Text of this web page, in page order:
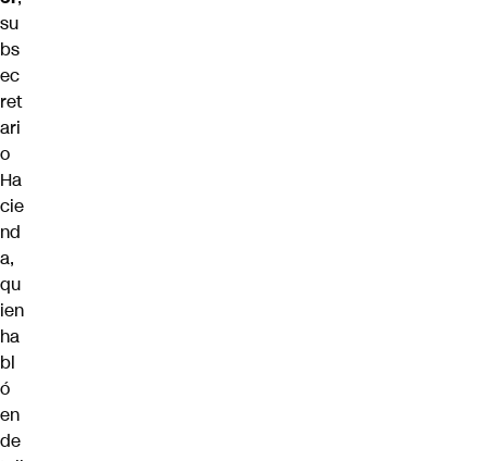
su
bs
ec
ret
ari
o
Ha
cie
nd
a,
qu
ien
ha
bl
ó
en
de